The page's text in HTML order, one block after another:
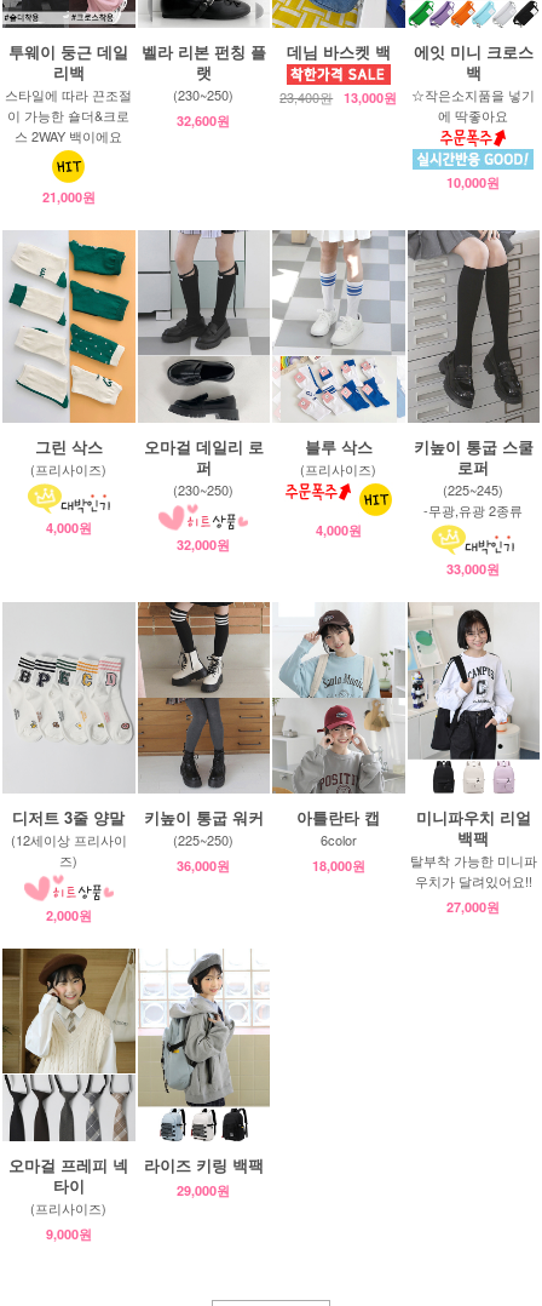
투웨이 둥근 데일
리백
스타일에 따라 끈조절
이 가능한 숄더&크로
스 2WAY 백이에요
21,000원
벨라 리본 펀칭 플
랫
(230~250)
32,600원
데님 바스켓 백
23,400원 13,000원
에잇 미니 크로스
백
☆작은소지품을 넣기
에 딱좋아요
10,000원
그린 삭스
(프리사이즈)
4,000원
오마걸 데일리 로
퍼
(230~250)
32,000원
블루 삭스
(프리사이즈)
4,000원
키높이 통굽 스쿨
로퍼
(225~245)
-무광,유광 2종류
33,000원
디저트 3줄 양말
(12세이상 프리사이
즈)
2,000원
키높이 통굽 워커
(225~250)
36,000원
아틀란타 캡
6color
18,000원
미니파우치 리얼
백팩
탈부착 가능한 미니파
우치가 달려있어요!!
27,000원
오마걸 프레피 넥
타이
(프리사이즈)
9,000원
라이즈 키링 백팩
29,000원